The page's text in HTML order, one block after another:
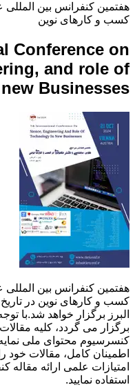
هفتمین کنفرانس بین
کسب و کارهای نوین
Conference on
and role of
Businesses
هفتمین کنفرانس بین
البرز برگزار خواهد شد.با
برگزار می گردد، کلیه مقالات
کنسرسیوم محتوای ملی
اطمینان کامل، مقالات خود
امتیازات علمی ارائه مقاله
استفاده نمایید.